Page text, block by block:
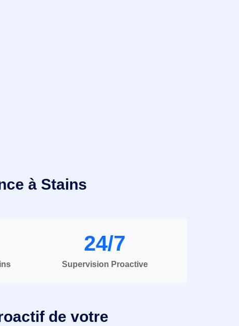
à Stains
24/7
Supervision Proactive
de votre